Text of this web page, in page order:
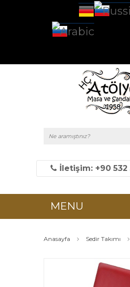
İletişim: +90 532
Anasayfa Sedir Takımı